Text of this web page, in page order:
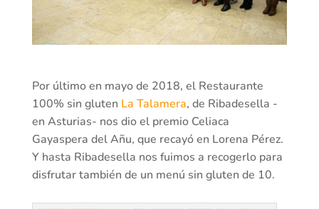
Por último en mayo de 2018, el Restaurante
100% sin gluten La Talamera, de Ribadesella -
en Asturias- nos dio el premio Celiaca
Gayaspera del Añu, que recayó en Lorena Pérez.
Y hasta Ribadesella nos fuimos a recogerlo para
disfrutar también de un menú sin gluten de 10.